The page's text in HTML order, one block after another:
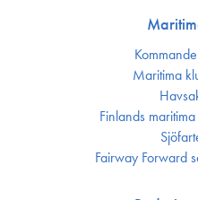
Maritima
Finlands
Fairway Forward